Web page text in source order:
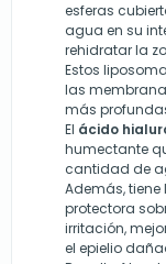
esferas
agua en su
rehidratar la
Estos
las
más
El ácido
humectante
cantidad de
Además,
protectora
irritación,
el epielio